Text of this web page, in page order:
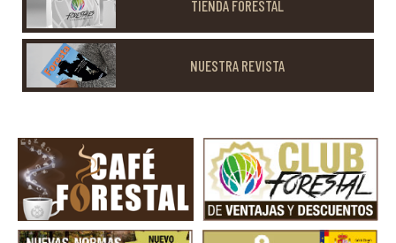
TIENDA FORESTAL
NUESTRA REVISTA